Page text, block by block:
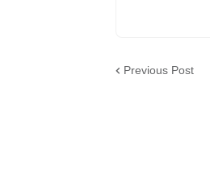
Previous Post